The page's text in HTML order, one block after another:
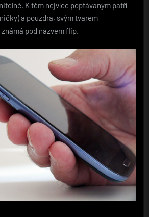
K těm nejvíce poptávaným patří
a pouzdra, svým tvarem
pod názvem flip.